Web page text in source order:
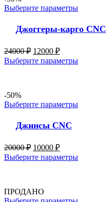
Выберите параметры
Джоггеры-карго CNC
24000₽ 12000 ₽
Выберите параметры
-50%
Выберите параметры
Джинсы CNC
20000₽ 10000 ₽
Выберите параметры
ПРОДАНО